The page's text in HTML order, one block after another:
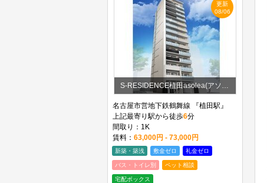
更新
08/06
S-RESIDENCE植田asolea(アソレア)
名古屋市営地下鉄鶴舞線 『植田駅』
上記最寄り駅から徒歩6分
間取り：1K
賃料： 63,000円 - 73,000円
新築・築浅 敷金ゼロ 礼金ゼロ
バス・トイレ別 ペット相談
宅配ボックス